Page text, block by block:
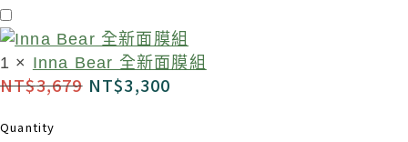
1 × Inna Bear 全新面膜組
NT$3,679 NT$3,300
Quantity